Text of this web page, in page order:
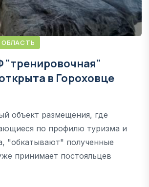
"тренировочная"
в Гороховце
объект размещения, где
по профилю туризма и
"обкатывают" полученные
принимает постояльцев